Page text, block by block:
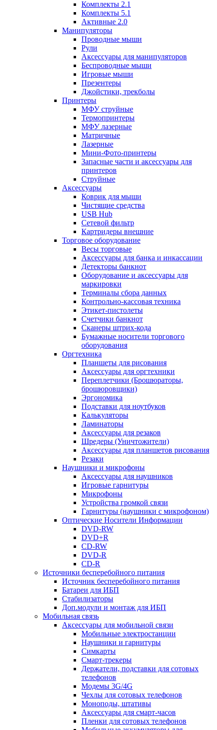
Комплекты 2.1
Комплекты 5.1
Активные 2.0
Манипуляторы
Проводные мыши
Рули
Аксессуары для манипуляторов
Беспроводные мыши
Игровые мыши
Презентеры
Джойстики, трекболы
Принтеры
МФУ струйные
Термопринтеры
МФУ лазерные
Матричные
Лазерные
Мини-Фото-принтеры
Запасные части и аксессуары для
принтеров
Струйные
Аксессуары
Коврик для мыши
Чистящие средства
USB Hub
Сетевой фильтр
Картридеры внешние
Торговое оборудование
Весы торговые
Аксессуары для банка и инкассации
Детекторы банкнот
Оборудование и аксессуары для
маркировки
Терминалы сбора данных
Контрольно-кассовая техника
Этикет-пистолеты
Счетчики банкнот
Сканеры штрих-кода
Бумажные носители торгового
оборудования
Оргтехника
Планшеты для рисования
Аксессуары для оргтехники
Переплетчики (Брошюраторы,
брошюровщики)
Эргономика
Подставки для ноутбуков
Калькуляторы
Ламинаторы
Аксессуары для резаков
Шредеры (Уничтожители)
Аксессуары для планшетов рисования
Резаки
Наушники и микрофоны
Аксессуары для наушников
Игровые гарнитуры
Микрофоны
Устройства громкой связи
Гарнитуры (наушники с микрофоном)
Оптические Носители Информации
DVD-RW
DVD+R
CD-RW
DVD-R
CD-R
Источники бесперебойного питания
Источник бесперебойного питания
Батареи для ИБП
Стабилизаторы
Доп.модули и монтаж для ИБП
Мобильная связь
Аксессуары для мобильной связи
Мобильные электростанции
Наушники и гарнитуры
Симкарты
Смарт-трекеры
Держатели, подставки для сотовых
телефонов
Модемы 3G/4G
Чехлы для сотовых телефонов
Моноподы, штативы
Аксессуары для смарт-часов
Пленки для сотовых телефонов